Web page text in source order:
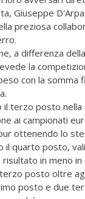
Giuseppe
preziosa
a differenza
la
con la somma
il terzo posto nella
ai campionati
ottenendo lo
il quarto posto,
in meno in
posto oltre
posto e due